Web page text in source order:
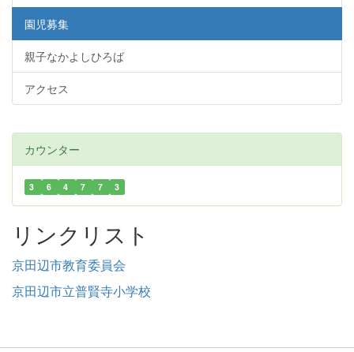
園児募集
親子なかよしひろば
アクセス
カウンター
3 6 4 7 7 3
リンクリスト
京田辺市教育委員会
京田辺市立普賢寺小学校